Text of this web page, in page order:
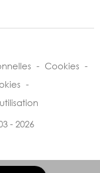
- Cookies -
-
- 2026